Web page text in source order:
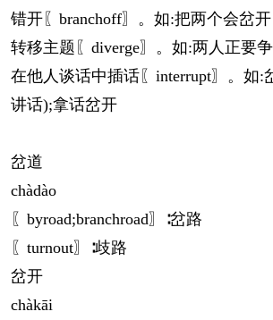
错开〖branchoff〗。如:把两个会岔开
转移主题〖diverge〗。如:两人正要
在他人谈话中插话〖interrupt〗。如:
讲话);拿话岔开
岔道
chàdào
〖byroad;branchroad〗∶岔路
〖turnout〗∶歧路
岔开
chàkāi